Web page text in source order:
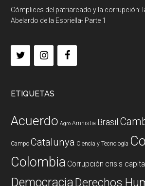
Cómplices del patriarcado y la corrupción:
Abelardo de la Espriella- Parte 1
ETIQUETAS
Acuerdo Agro Amnistia Brasil
Campo Catalunya Ciencia y Tecnología
Colombia Corrupción crisis
DemocraciaDerechos